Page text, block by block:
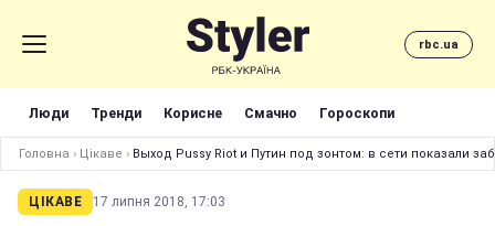
rbc.ua
Люди Тренди Корисне Смачно Гороскопи
Головна › Цікаве › Выход Pussy Riot и Путин под зонтом: в сети показали
ЦІКАВЕ 17 липня 2018, 17:03